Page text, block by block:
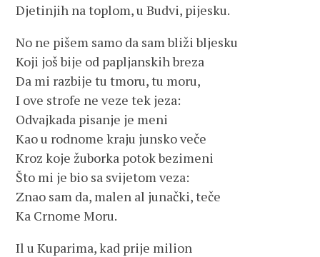
Djetinjih na toplom, u Budvi, pijesku.
No ne pišem samo da sam bliži bljesku
Koji još bije od papljanskih breza
Da mi razbije tu tmoru, tu moru,
I ove strofe ne veze tek jeza:
Odvajkada pisanje je meni
Kao u rodnome kraju junsko veče
Kroz koje žuborka potok bezimeni
Što mi je bio sa svijetom veza:
Znao sam da, malen al junački, teče
Ka Crnome Moru.
Il u Kuparima, kad prije milion